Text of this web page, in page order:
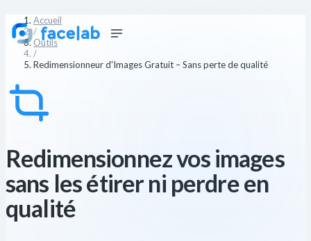
Accueil
/
Outils
/
Redimensionneur d'Images Gratuit – Sans perte de qualité
Redimensionnez vos images
sans les étirer ni perdre en
qualité